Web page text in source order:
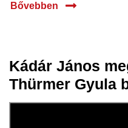
Bővebben
17 júl.
2024
Kádár János
Thürmer Gyula